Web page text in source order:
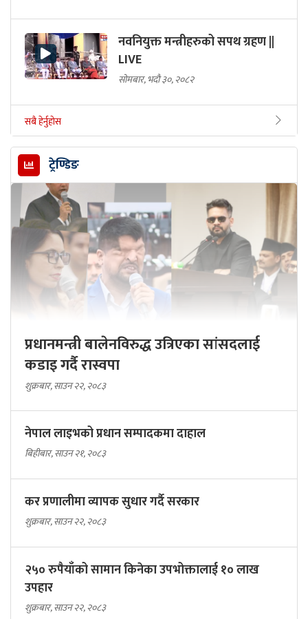
नवनियुक्त मन्त्रीहरुको सपथ ग्रहण ||
LIVE
सोमबार, भदौ ३०, २०८२
सबै हेर्नुहोस
ट्रेण्डिङ
प्रधानमन्त्री बालेनविरुद्ध उत्रिएका सांसदलाई
कडाइ गर्दै रास्वपा
शुक्रबार, साउन २२, २०८३
नेपाल लाइभको प्रधान सम्पादकमा दाहाल
बिहीबार, साउन २१, २०८३
कर प्रणालीमा व्यापक सुधार गर्दै सरकार
शुक्रबार, साउन २२, २०८३
२५० रुपैयाँको सामान किनेका उपभोक्तालाई १० लाख
उपहार
शुक्रबार, साउन २२, २०८३